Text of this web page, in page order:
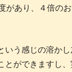
があり、４倍の
う感じの溶かし
ができますし